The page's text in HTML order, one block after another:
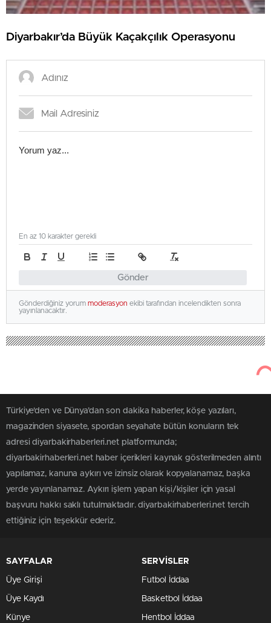
Diyarbakır’da Büyük Kaçakçılık Operasyonu
Gönder
En az 10 karakter gerekli
Gönderdiğiniz yorum moderasyon ekibi tarafından incelendikten sonra
yayınlanacaktır.
Türkiye'den ve Dünya’dan son dakika haberler, köşe yazıları,
magazinden siyasete, spordan seyahate bütün konuların tek
adresi diyarbakirhaberleri.net platformunda;
diyarbakirhaberleri.net haber içerikleri kaynak gösterilmeden alıntı
yapılamaz, kanuna aykırı ve izinsiz olarak kopyalanamaz, başka
yerde yayınlanamaz. Aykırı işlem yapan kişi/kişiler için yasal
başvuru hakkı saklı tutulmaktadır. diyarbakirhaberleri.net tercih
ettiğiniz için teşekkür ederiz.
SAYFALAR
Üye Girişi
Üye Kaydı
Künye
SERVİSLER
Futbol İddaa
Basketbol İddaa
Hentbol İddaa